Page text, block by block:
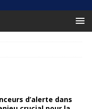
d’alerte dans